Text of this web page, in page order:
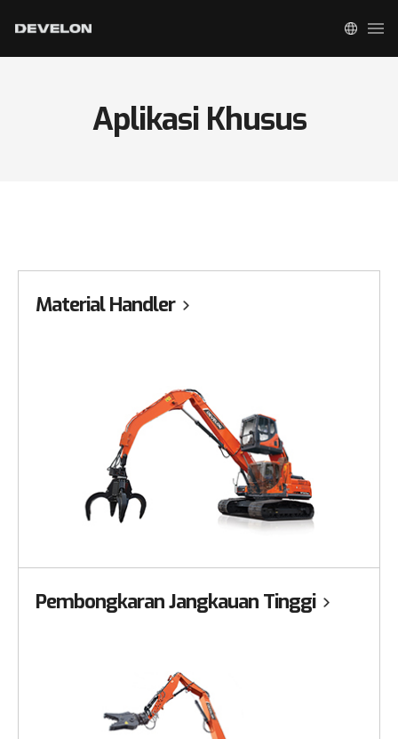
Aplikasi Khusus
Material Handler
Pembongkaran Jangkauan Tinggi